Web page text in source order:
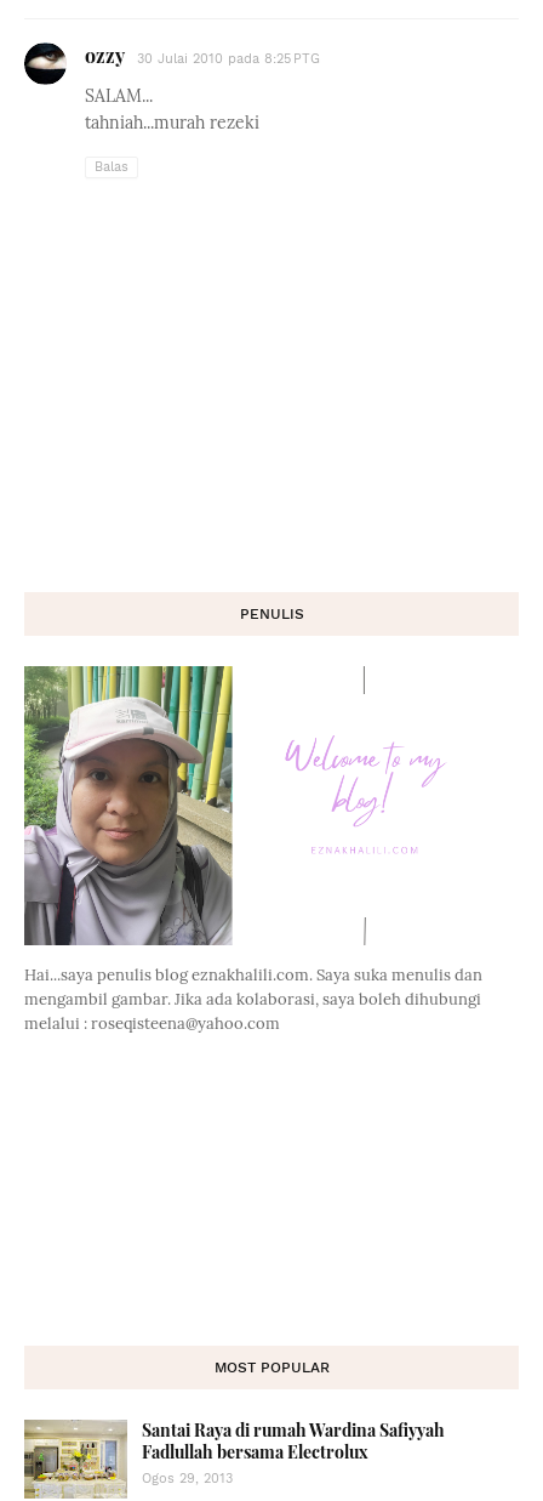
ozzy 30 Julai 2010 pada 8:25 PTG
SALAM...
tahniah...murah rezeki
Balas
PENULIS
Hai...saya penulis blog eznakhalili.com. Saya suka menulis dan
mengambil gambar. Jika ada kolaborasi, saya boleh dihubungi
melalui : roseqisteena@yahoo.com
MOST POPULAR
Santai Raya di rumah Wardina Safiyyah
Fadlullah bersama Electrolux
Ogos 29, 2013